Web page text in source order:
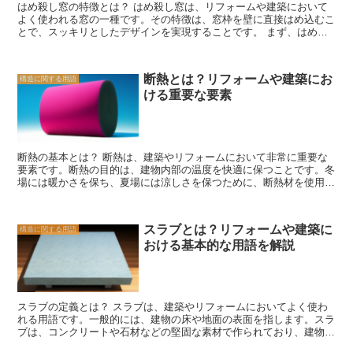
はめ殺し窓の特徴とは？ はめ殺し窓は、リフォームや建築において
よく使われる窓の一種です。その特徴は、窓枠を壁に直接はめ込むこ
とで、スッキリとしたデザインを実現することです。 まず、はめ殺
間を演出することができます。また、窓枠が目立たないため、室内か
らの景色をより一層引き立てる効果もあります。 さらに、はめ殺し
窓は採光効果にも優れています。窓枠が壁に埋め込まれることで、窓
からの光が室内により多く取り込まれるため、明るい空間を作り出す
ことができます。特に、南向きや西向きの窓には効果的で、日中の自
然光を最大限に活用することができます。 また、はめ殺し窓は断熱
ぐことができます。これにより、室内の温度を一定に保つことがで
き、冷暖房効果を高めることができます。 さらに、はめ殺し窓はメ
ンテナンスのしやすさも特徴です。窓枠が壁に埋め込まれているた
なデザイン、採光効果、断熱性、メンテナンスのしやすさなど、さま
ざまな特徴を持っています。リフォームや建築において、空間の美し
さと機能性を追求する際には、ぜひ検討してみてください。
構造に関する用語
断熱とは？リフォームや建築にお
ける重要な要素
断熱の基本とは？ 断熱は、建築やリフォームにおいて非常に重要な
要素です。断熱の目的は、建物内部の温度を快適に保つことです。冬
場には暖かさを保ち、夏場には涼しさを保つために、断熱材を使用し
から熱が伝わり、室内の温度が下がってしまいます。2つ目は対流で
す。空気の流れによって熱が移動します。例えば、窓の隙間から冷た
い風が入り込むと、室内の温度が下がってしまいます。3つ目は放射
です。熱は放射され、物体に当たることで温度が変化します。例え
ば、太陽の光が窓ガラスに当たると、室内の温度が上昇します。 こ
れらの熱の移動を防ぐために、断熱材が使用されます。断熱材は熱の
伝導を遅らせる性質を持っており、建物内部の温度を一定に保つ役割
を果たします。一般的な断熱材としては、グラスウールやウレタンフ
ォームなどがあります。これらの材料は、熱を効果的に遮断し、建物
構造に関する用語
スラブとは？リフォームや建築に
おける基本的な用語を解説
スラブの定義とは？ スラブは、建築やリフォームにおいてよく使わ
れる用語です。一般的には、建物の床や地面の表面を指します。スラ
ブは、コンクリートや石材などの堅固な素材で作られており、建物の